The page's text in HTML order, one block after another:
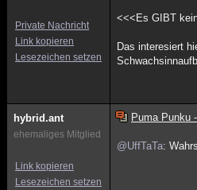
Private Nachricht
Link kopieren
Lesezeichen setzen
<<<Es GIBT
Das interesiert
hybrid.ant
ehemaliges Mitglied
Link kopieren
Lesezeichen setzen
Puma Punku
@UffTaTa: